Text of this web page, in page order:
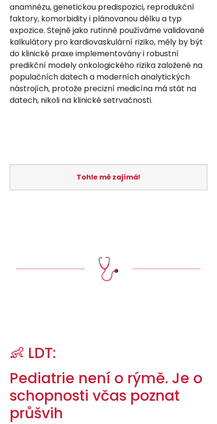
anamnézu, genetickou predispozici, reprodukční
faktory, komorbidity i plánovanou délku a typ
expozice. Stejně jako rutinně používáme validované
kalkulátory pro kardiovaskulární riziko, měly by být
do klinické praxe implementovány i robustní
predikční modely onkologického rizika založené na
populačních datech a moderních analytických
nástrojích, protože precizní medicína má stát na
datech, nikoli na klinické setrvačnosti.
Tohle mě zajímá!
👶 LDT:
Pediatrie není o rýmě. Je o
schopnosti včas poznat
průšvih